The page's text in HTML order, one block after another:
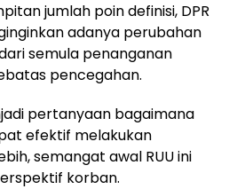
jumlah poin definisi, DPR
adanya perubahan
semula penanganan
pencegahan.
pertanyaan bagaimana
efektif melakukan
semangat awal RUU ini
korban.